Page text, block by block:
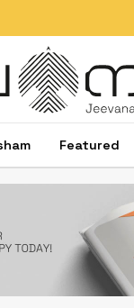
Featured